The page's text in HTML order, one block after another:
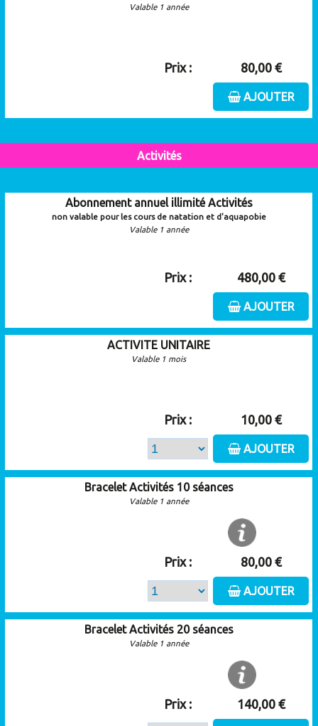
Valable 1 année
Prix : 80,00 €
AJOUTER
Activités
Abonnement annuel illimité Activités
non valable pour les cours de natation et d'aquapobie
Valable 1 année
Prix : 480,00 €
AJOUTER
ACTIVITE UNITAIRE
Valable 1 mois
Prix : 10,00 €
AJOUTER
Bracelet Activités 10 séances
Valable 1 année
Prix : 80,00 €
AJOUTER
Bracelet Activités 20 séances
Valable 1 année
Prix : 140,00 €